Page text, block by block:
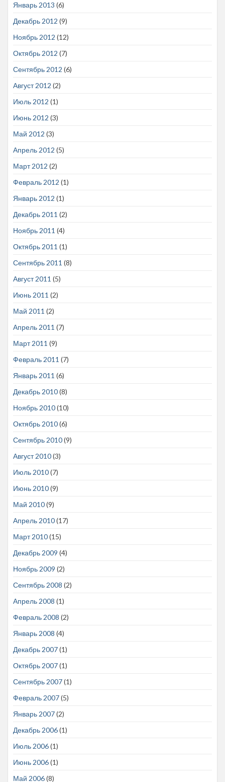
Январь 2013 (6)
Декабрь 2012 (9)
Ноябрь 2012 (12)
Октябрь 2012 (7)
Сентябрь 2012 (6)
Август 2012 (2)
Июль 2012 (1)
Июнь 2012 (3)
Май 2012 (3)
Апрель 2012 (5)
Март 2012 (2)
Февраль 2012 (1)
Январь 2012 (1)
Декабрь 2011 (2)
Ноябрь 2011 (4)
Октябрь 2011 (1)
Сентябрь 2011 (8)
Август 2011 (5)
Июнь 2011 (2)
Май 2011 (2)
Апрель 2011 (7)
Март 2011 (9)
Февраль 2011 (7)
Январь 2011 (6)
Декабрь 2010(8)
Ноябрь 2010(10)
Октябрь 2010(6)
Сентябрь 2010(9)
Август 2010(3)
Июль 2010(7)
Июнь 2010(9)
Май 2010(9)
Апрель 2010(17)
Март 2010(15)
Декабрь 2009 (4)
Ноябрь 2009 (2)
Сентябрь 2008 (2)
Апрель 2008 (1)
Февраль 2008 (2)
Январь 2008 (4)
Декабрь 2007(1)
Октябрь 2007(1)
Сентябрь 2007(1)
Февраль 2007(5)
Январь 2007(2)
Декабрь 2006(1)
Июль 2006(1)
Июнь 2006(1)
Май 2006(8)